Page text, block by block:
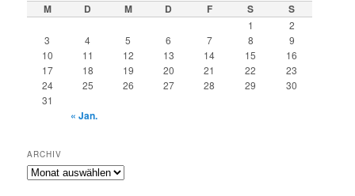
M D M D F S S
1
2
3
4 5 6 7 8
9
10
11 12 13 14 15
16
17
18 19 20 21 22
23
24
25 26 27 28 29
30
31
« Jan.
ARCHIV
Archiv